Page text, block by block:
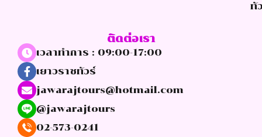
ทั
ติดต่อเรา
เวลาทำการ : 09:00-17:00
เยาวราชทัวร์
jawarajtours@hotmail.com
@jawarajtours
02-573-0241